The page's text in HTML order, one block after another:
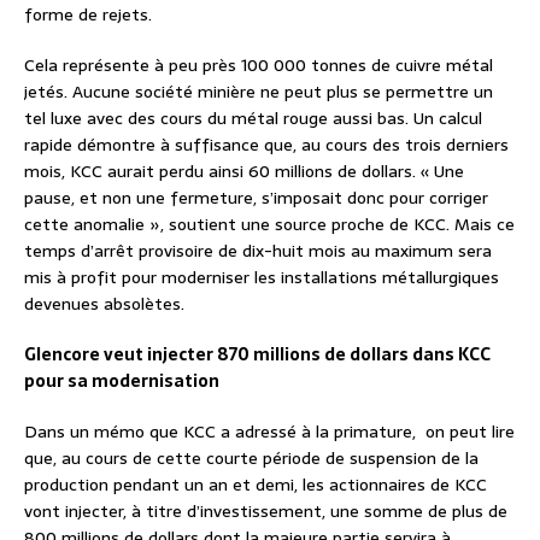
forme de rejets.
Cela représente à peu près 100 000 tonnes de cuivre métal
jetés. Aucune société minière ne peut plus se permettre un
tel luxe avec des cours du métal rouge aussi bas. Un calcul
rapide démontre à suffisance que, au cours des trois derniers
mois, KCC aurait perdu ainsi 60 millions de dollars. « Une
pause, et non une fermeture, s’imposait donc pour corriger
cette anomalie », soutient une source proche de KCC. Mais ce
temps d’arrêt provisoire de dix-huit mois au maximum sera
mis à profit pour moderniser les installations métallurgiques
devenues absolètes.
Glencore veut injecter 870 millions de dollars dans KCC
pour sa modernisation
Dans un mémo que KCC a adressé à la primature, on peut lire
que, au cours de cette courte période de suspension de la
production pendant un an et demi, les actionnaires de KCC
vont injecter, à titre d’investissement, une somme de plus de